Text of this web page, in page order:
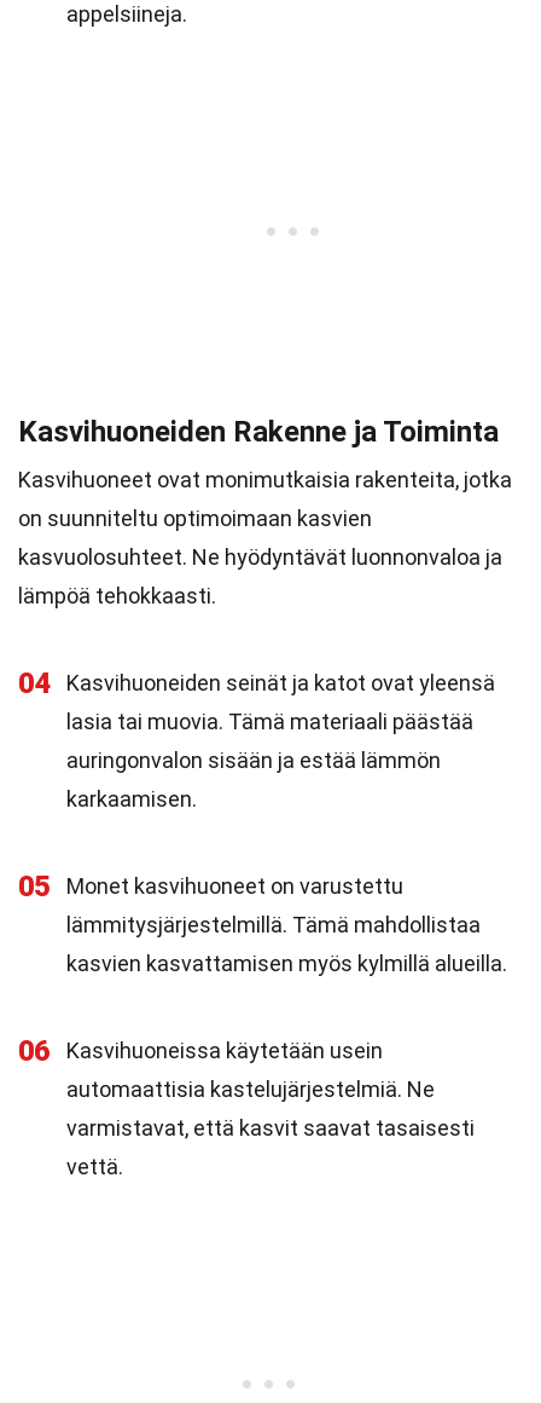
appelsiineja.
Kasvihuoneiden Rakenne ja Toiminta
Kasvihuoneet ovat monimutkaisia rakenteita, jotka
on suunniteltu optimoimaan kasvien
kasvuolosuhteet. Ne hyödyntävät luonnonvaloa ja
lämpöä tehokkaasti.
04
Kasvihuoneiden seinät ja katot ovat yleensä
lasia tai muovia. Tämä materiaali päästää
auringonvalon sisään ja estää lämmön
karkaamisen.
05
Monet kasvihuoneet on varustettu
lämmitysjärjestelmillä. Tämä mahdollistaa
kasvien kasvattamisen myös kylmillä alueilla.
06
Kasvihuoneissa käytetään usein
automaattisia kastelujärjestelmiä. Ne
varmistavat, että kasvit saavat tasaisesti
vettä.